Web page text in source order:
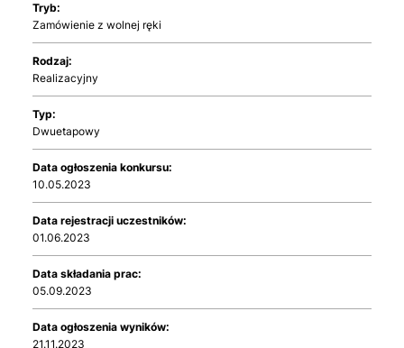
Tryb:
Zamówienie z wolnej ręki
Rodzaj:
Realizacyjny
Typ:
Dwuetapowy
Data ogłoszenia konkursu:
10.05.2023
Data rejestracji uczestników:
01.06.2023
Data składania prac:
05.09.2023
Data ogłoszenia wyników:
21.11.2023